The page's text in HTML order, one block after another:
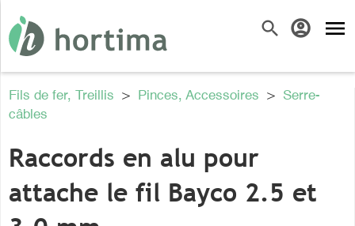
search account_circle menu
Fils de fer, Treillis > Pinces, Accessoires > Serre-
câbles
Raccords en alu pour
attache le fil Bayco 2.5 et